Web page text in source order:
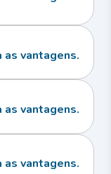
as vantagens.
as vantagens.
as vantagens.